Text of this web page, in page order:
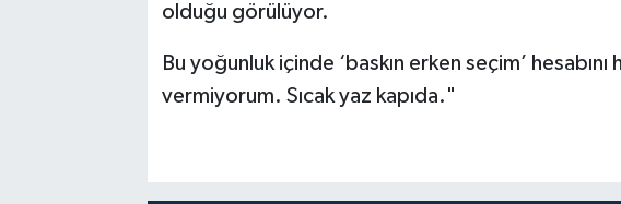
olduğu görülüyor.
Bu yoğunluk içinde ‘baskın erken seçim’
vermiyorum. Sıcak yaz kapıda."